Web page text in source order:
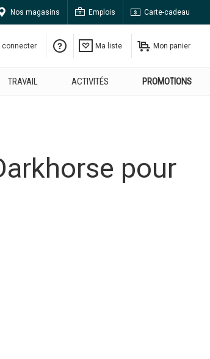
Nos magasins Emplois Carte-cadeau
connecter Ma liste Mon panier
TRAVAIL ACTIVITÉS PROMOTIONS
pour